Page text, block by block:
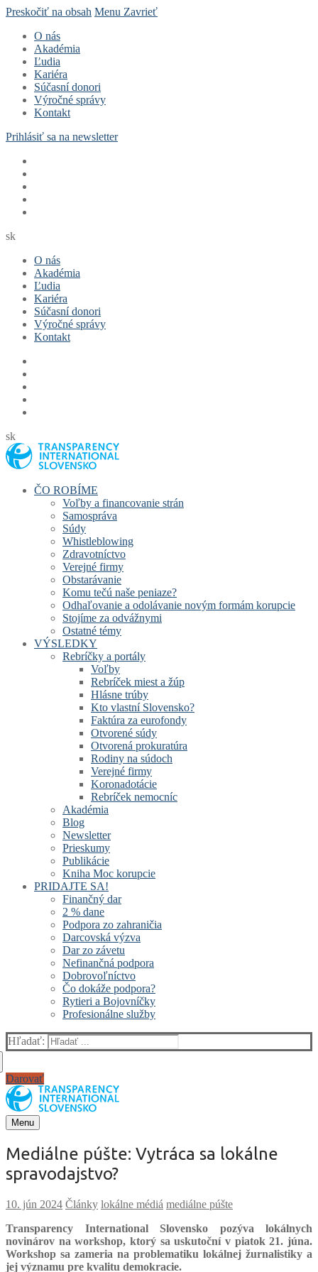
Preskočiť na obsah Menu Zavrieť
O nás
Akadémia
Ľudia
Kariéra
Súčasní donori
Výročné správy
Kontakt
Prihlásiť sa na newsletter
sk
O nás
Akadémia
Ľudia
Kariéra
Súčasní donori
Výročné správy
Kontakt
sk
ČO ROBÍME
Voľby a financovanie strán
Samospráva
Súdy
Whistleblowing
Zdravotníctvo
Verejné firmy
Obstarávanie
Komu tečú naše peniaze?
Odhaľovanie a odolávanie novým formám korupcie
Stojíme za odvážnymi
Ostatné témy
VÝSLEDKY
Rebríčky a portály
Voľby
Rebríček miest a žúp
Hlásne trúby
Kto vlastní Slovensko?
Faktúra za eurofondy
Otvorené súdy
Otvorená prokuratúra
Rodiny na súdoch
Verejné firmy
Koronadotácie
Rebríček nemocníc
Akadémia
Blog
Newsletter
Prieskumy
Publikácie
Kniha Moc korupcie
PRIDAJTE SA!
Finančný dar
2 % dane
Podpora zo zahraničia
Darcovská výzva
Dar zo závetu
Nefinančná podpora
Dobrovoľníctvo
Čo dokáže podpora?
Rytieri a Bojovníčky
Profesionálne služby
Hľadať:
Darovať
Menu
Mediálne púšte: Vytráca sa lokálne
spravodajstvo?
Články lokálne médiá mediálne púšte
Transparency International Slovensko pozýva lokálnych
novinárov na workshop, ktorý sa uskutoční v piatok 21. júna.
Workshop sa zameria na problematiku lokálnej žurnalistiky a
jej významu pre kvalitu demokracie.